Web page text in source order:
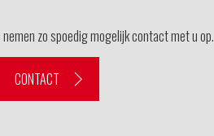
zo spoedig mogelijk contact met u op.
CONTACT